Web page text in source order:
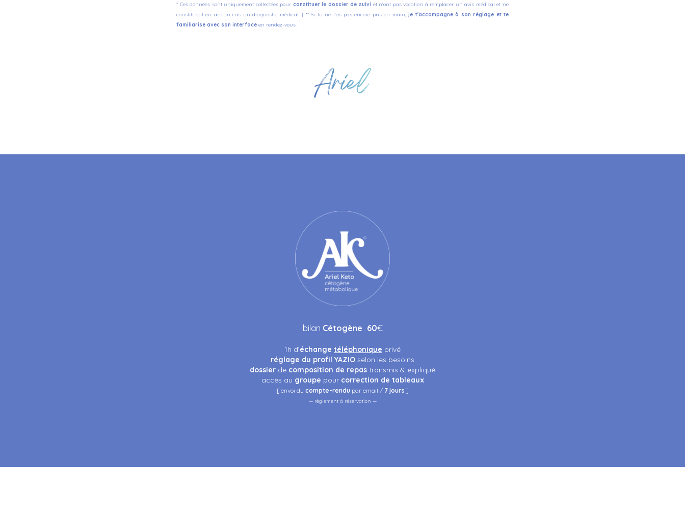
* Ces données sont uniquement collectées pour constituer le dossier de suivi et n'ont pas vocation à remplacer un avis médical et ne
constituent en aucun cas un diagnostic médical. | ** Si tu ne l'as pas encore pris en main,je t'accompagne à son réglage et te
familiarise avec son interface en rendez-vous.
bilan Cétogène 60€
1h d’échange téléphonique privé
réglage du profil YAZIO selon les besoins
dossier de composition de repas transmis & expliqué
accès au groupe pour correction de tableaux
[ envoi du compte-rendu par email / 7 jours ]
— règlement à réservation —